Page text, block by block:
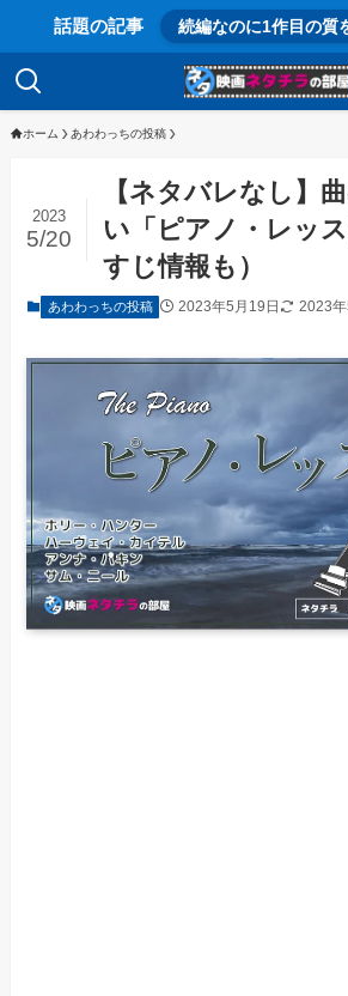
話題の記事 続編なのに1作目の質
ホーム あわわっちの投稿
【ネタバレなし】
い「ピアノ・レッ
すじ情報も）
2023
5/20
あわわっちの投稿 2023年5月19日 2023